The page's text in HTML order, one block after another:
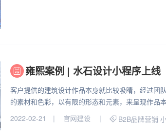
雍熙案例 | 水石设计小程序上线
客户提供的建筑设计作品本身就比较吸睛，经过团
的素材和色彩，以有限的形态和元素，来呈现作品本
2022-02-21
官网建设 B2B品牌营销